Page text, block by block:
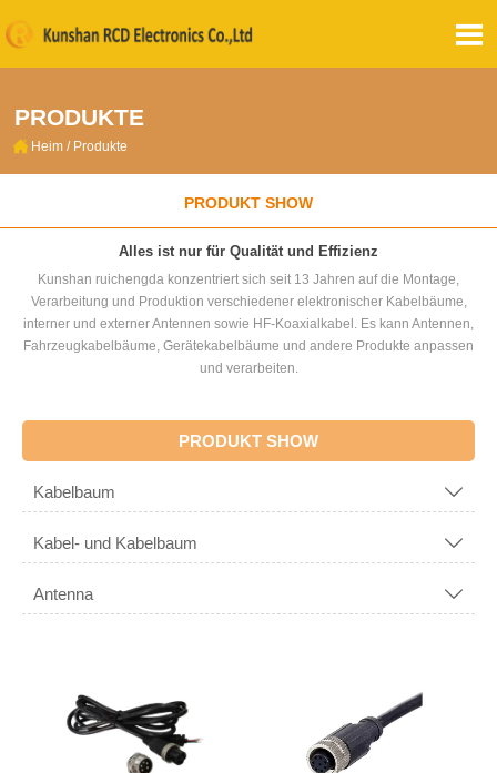

PRODUKTE
 Heim / Produkte
PRODUKT SHOW
Alles ist nur für Qualität und Effizienz
Kunshan ruichengda konzentriert sich seit 13 Jahren auf die Montage,
Verarbeitung und Produktion verschiedener elektronischer Kabelbäume,
interner und externer Antennen sowie HF-Koaxialkabel. Es kann Antennen,
Fahrzeugkabelbäume, Gerätekabelbäume und andere Produkte anpassen
und verarbeiten.
PRODUKT SHOW
Kabelbaum 
Kabel- und Kabelbaum 
Antenna 